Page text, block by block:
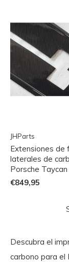
JHParts
Extensiones de
laterales de
Porsche
€849,95
Descubra el
carbono para el